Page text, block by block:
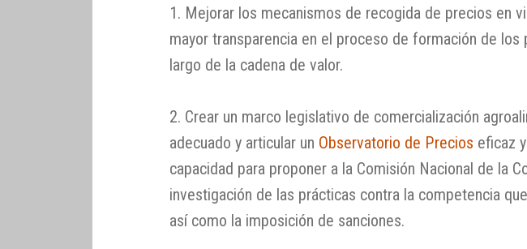
1. Mejorar los mecanismos de recogida de precios en
mayor transparencia en el proceso de formación de los
largo de la cadena de valor.
2. Crear un marco legislativo de comercialización
adecuado y articular un Observatorio de Precios eficaz
capacidad para proponer a la Comisión Nacional de la
investigación de las prácticas contra la competencia
así como la imposición de sanciones.